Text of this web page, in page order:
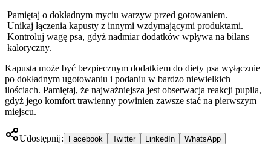
Pamiętaj o dokładnym myciu warzyw przed gotowaniem.
Unikaj łączenia kapusty z innymi wzdymającymi produktami.
Kontroluj wagę psa, gdyż nadmiar dodatków wpływa na bilans
kaloryczny.
Kapusta może być bezpiecznym dodatkiem do diety psa wyłącznie
po dokładnym ugotowaniu i podaniu w bardzo niewielkich
ilościach. Pamiętaj, że najważniejsza jest obserwacja reakcji pupila,
gdyż jego komfort trawienny powinien zawsze stać na pierwszym
miejscu.
Udostępnij: Facebook Twitter LinkedIn WhatsApp